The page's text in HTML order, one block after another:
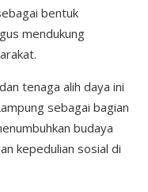
bentuk
mendukung
tenaga alih daya ini
sebagai bagian
budaya
kepedulian sosial di